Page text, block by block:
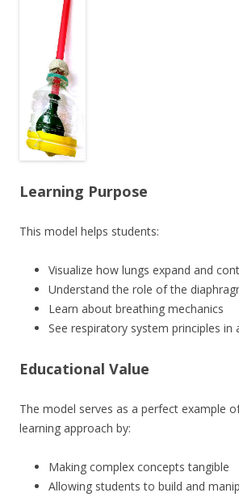
Learning Purpose
This model helps students:
Visualize how lungs expand and
Understand the role of the
Learn about breathing mechanics
See respiratory system principles in
Educational Value
The model serves as a perfect example
learning approach by:
Making complex concepts tangible
Allowing students to build and